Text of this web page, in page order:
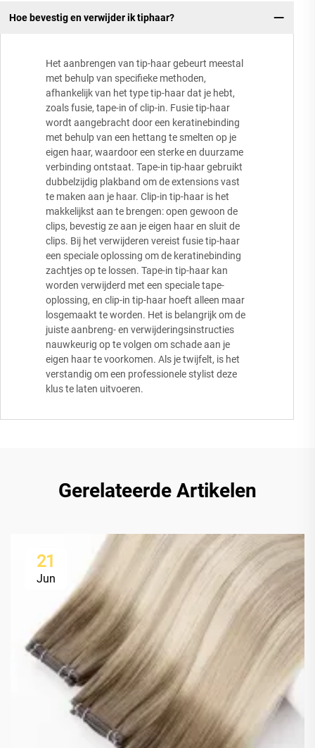
Hoe bevestig en verwijder ik tiphaar?
Het aanbrengen van tip-haar gebeurt meestal
met behulp van specifieke methoden,
afhankelijk van het type tip-haar dat je hebt,
zoals fusie, tape-in of clip-in. Fusie tip-haar
wordt aangebracht door een keratinebinding
met behulp van een hettang te smelten op je
eigen haar, waardoor een sterke en duurzame
verbinding ontstaat. Tape-in tip-haar gebruikt
dubbelzijdig plakband om de extensions vast
te maken aan je haar. Clip-in tip-haar is het
makkelijkst aan te brengen: open gewoon de
clips, bevestig ze aan je eigen haar en sluit de
clips. Bij het verwijderen vereist fusie tip-haar
een speciale oplossing om de keratinebinding
zachtjes op te lossen. Tape-in tip-haar kan
worden verwijderd met een speciale tape-
oplossing, en clip-in tip-haar hoeft alleen maar
losgemaakt te worden. Het is belangrijk om de
juiste aanbreng- en verwijderingsinstructies
nauwkeurig op te volgen om schade aan je
eigen haar te voorkomen. Als je twijfelt, is het
verstandig om een professionele stylist deze
klus te laten uitvoeren.
Gerelateerde Artikelen
21
Jun